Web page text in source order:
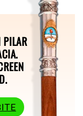
PILAR